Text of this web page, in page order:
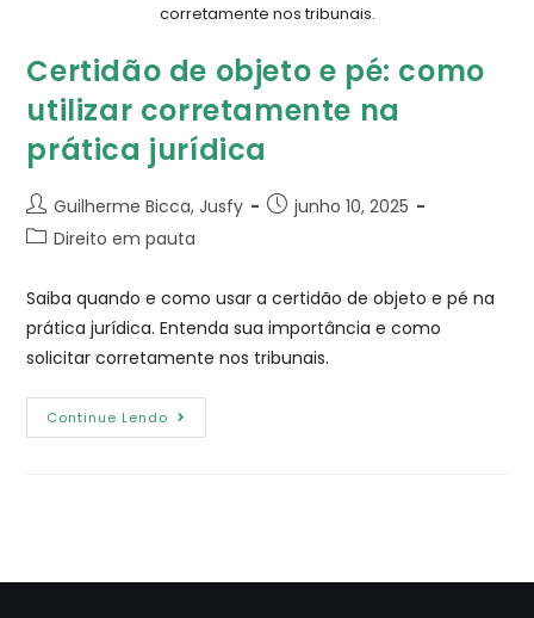
corretamente nos tribunais.
Certidão de objeto e pé: como
utilizar corretamente na
prática jurídica
Guilherme Bicca, Jusfy
junho 10, 2025
Direito em pauta
Saiba quando e como usar a certidão de objeto e pé na
prática jurídica. Entenda sua importância e como
solicitar corretamente nos tribunais.
Continue Lendo